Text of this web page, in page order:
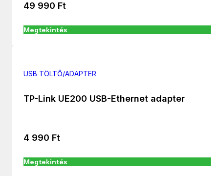
49 990 Ft
Megtekintés
USB TÖLTŐ/ADAPTER
TP-Link UE200 USB-Ethernet adapter
4 990 Ft
Megtekintés